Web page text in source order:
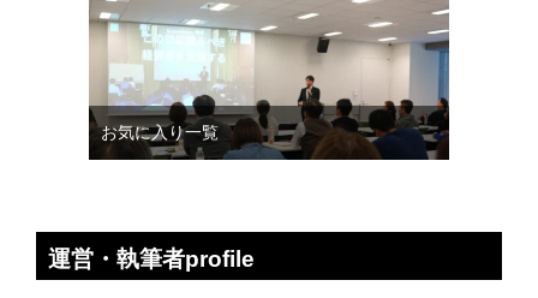
お気に入り一覧
運営・執筆者profile